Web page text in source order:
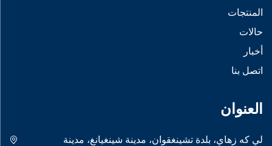
المنتجات
حالات
أخبار
اتصل بنا
العنوان
لي كه زهاي، بلدة تشينغقوان، مدينة شينغيانغ، مدينة